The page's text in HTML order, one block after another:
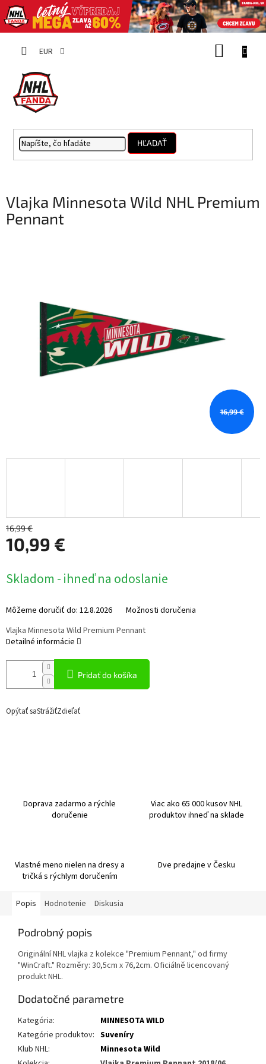
EUR
HĽADAŤ
Vlajka Minnesota Wild NHL Premium
Pennant
16,99 €
16,99 €
10,99 €
cena:
Skladom - ihneď na odoslanie
Môžeme doručiť do: 12.8.2026 Možnosti doručenia
Pridať do košíka
Vlajka Minnesota Wild Premium Pennant
Detailné informácie
Opýtať saStrážiťZdieľať
Doprava zadarmo a rýchle
doručenie
Viac ako 65 000 kusov NHL
produktov ihneď na sklade
Vlastné meno nielen na dresy a
tričká s rýchlym doručením
Dve predajne v Česku
Popis Hodnotenie Diskusia
Podrobný popis
Originální NHL vlajka z kolekce "Premium Pennant," od firmy
"WinCraft." Rozměry: 30,5cm x 76,2cm. Oficiálně licencovaný
produkt NHL.
Dodatočné parametre
Kategória:
MINNESOTA WILD
Kategórie produktov: Suveníry
Klub NHL:
Minnesota Wild